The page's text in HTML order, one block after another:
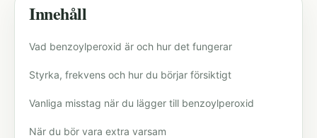
Innehåll
Vad benzoylperoxid är och hur det fungerar
Styrka, frekvens och hur du börjar försiktigt
Vanliga misstag när du lägger till benzoylperoxid
När du bör vara extra varsam